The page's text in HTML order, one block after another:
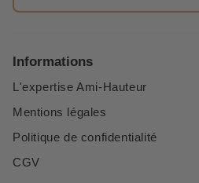
Informations
L'expertise Ami-Hauteur
Mentions légales
Politique de confidentialité
CGV